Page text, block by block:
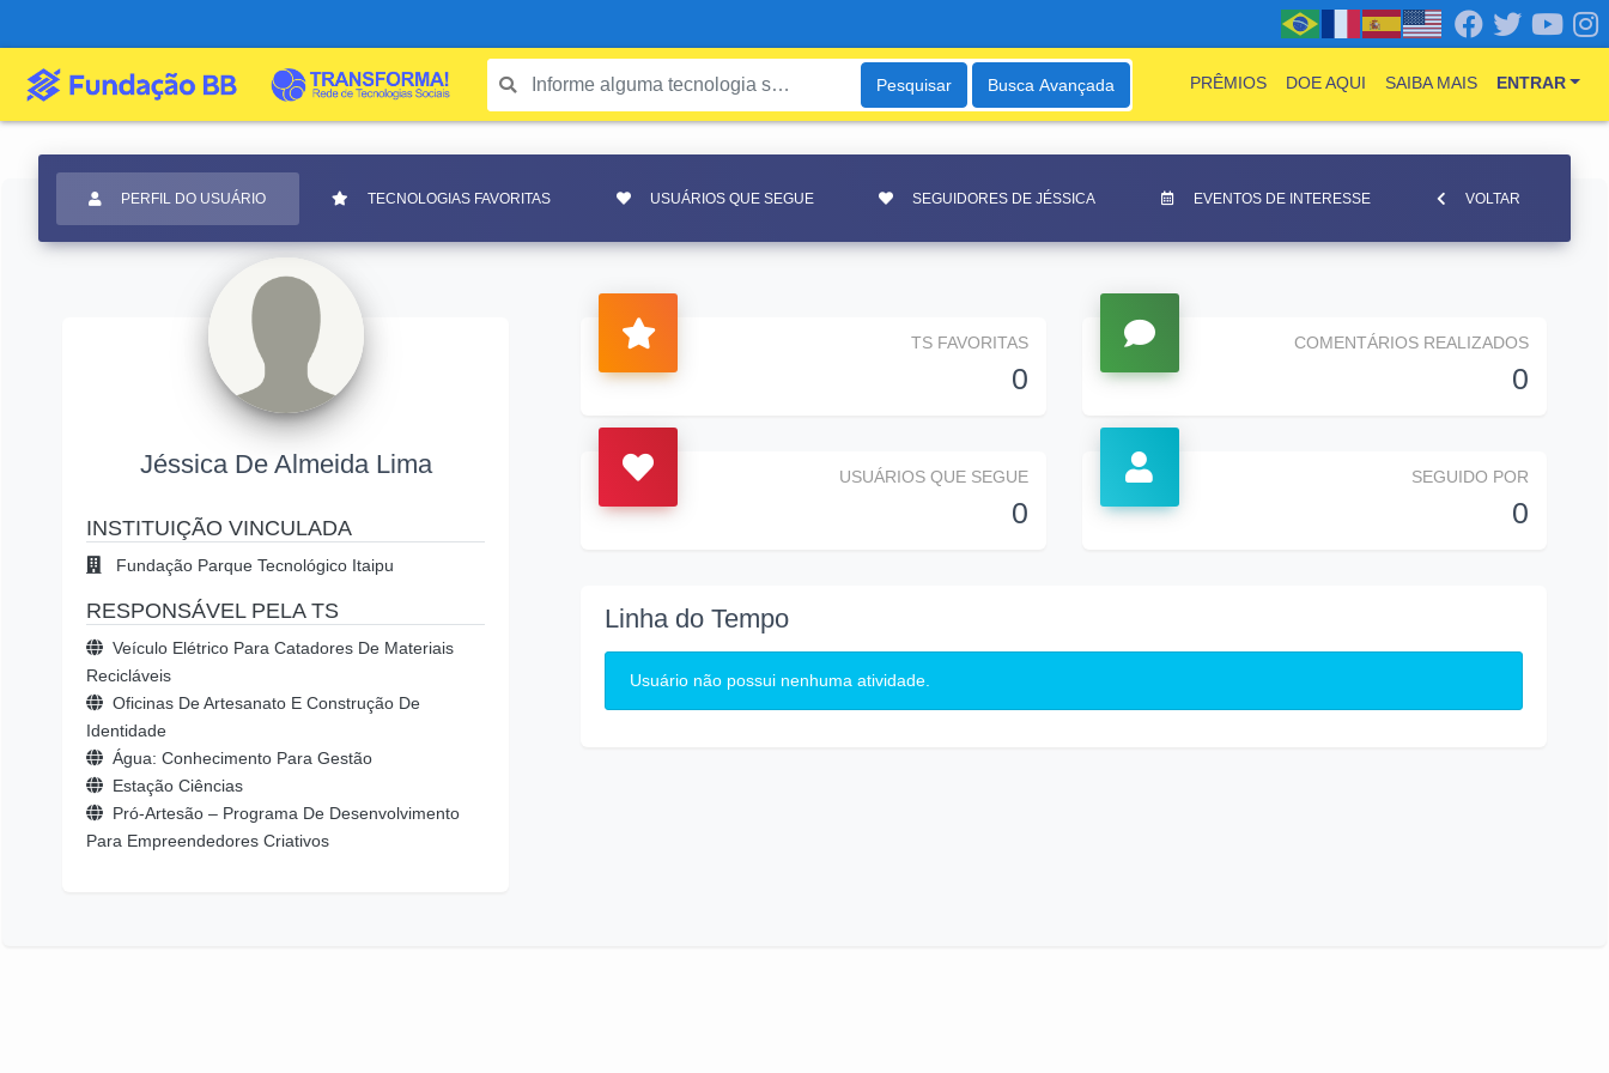
Pesquisar Busca Avançada PRÊMIOS DOE AQUI SAIBA MAIS ENTRAR
PERFIL DO USUÁRIO TECNOLOGIAS FAVORITAS USUÁRIOS QUE SEGUE SEGUIDORES DE JÉSSICA EVENTOS DE INTERESSE VOLTAR
Jéssica De Almeida Lima
INSTITUIÇÃO VINCULADA
Fundação Parque Tecnológico Itaipu
RESPONSÁVEL PELA TS
Veículo Elétrico Para Catadores De Materiais
Recicláveis
Oficinas De Artesanato E Construção De
Identidade
Água: Conhecimento Para Gestão
Estação Ciências
Pró-Artesão – Programa De Desenvolvimento
Para Empreendedores Criativos
TS FAVORITAS
0
COMENTÁRIOS REALIZADOS
0
USUÁRIOS QUE SEGUE
0
SEGUIDO POR
0
Linha do Tempo
Usuário não possui nenhuma atividade.